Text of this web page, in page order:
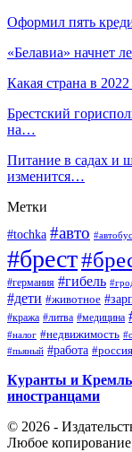
Оформил пять
«Белавиа» начнет
Какая страна в
Брестский
на…
Питание в садах и
изменится…
Метки
#tochka #авто #автобус
#брест
#германия #гибель
#дети #животное
#кража #литва #медицина
#налог #недвижимость
#пьяный #работа #россия
Куранты и
иностранцами
© 2026 -
Любое копирование